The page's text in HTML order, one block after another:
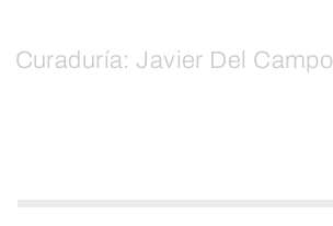
Curaduría: Javier Del Campo